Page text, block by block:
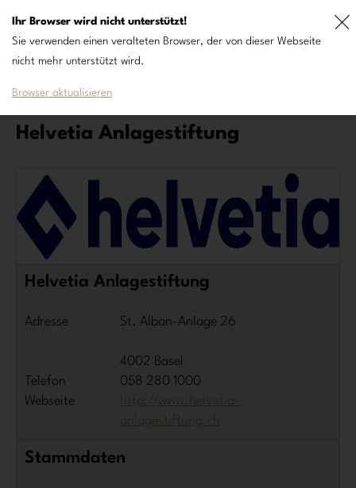
DEFR
Helvetia Anlagestiftung
Helvetia Anlagestiftung
Adresse St. Alban-Anlage 26
4002 Basel
Telefon
058 280 1000
Webseite
Stammdaten
Ihr Browser wird nicht unterstützt!
Sie verwenden einen veralteten Browser, der von dieser Webseite
nicht mehr unterstützt wird.
Browser aktualisieren